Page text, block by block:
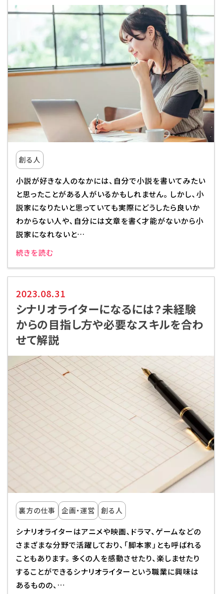
創る人
小説が好きな人のなかには、自分で小説を書いてみたい
と思ったことがある人がいるかもしれません。 しかし、小
説家になりたいと思っていても実際にどうしたら良いか
わからない人や、自分には文章を書く才能がないから小
説家になれないと…
続きを読む
2023.08.31
シナリオライターになるには？未経験
からの目指し方や必要なスキルを合わ
せて解説
裏方の仕事 企画・運営 創る人
シナリオライターはアニメや映画、ドラマ、ゲームなどの
さまざまな分野で活躍しており、「脚本家」とも呼ばれる
こともあります。 多くの人を感動させたり、楽しませたり
することができるシナリオライターという職業に興味は
あるものの、…